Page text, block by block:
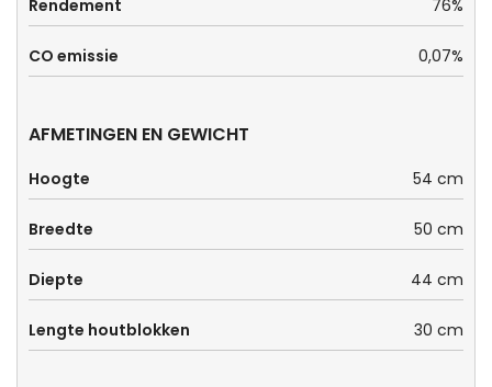
Rendement 76%
CO emissie 0,07%
AFMETINGEN EN GEWICHT
Hoogte 54 cm
Breedte 50 cm
Diepte 44 cm
Lengte houtblokken 30 cm